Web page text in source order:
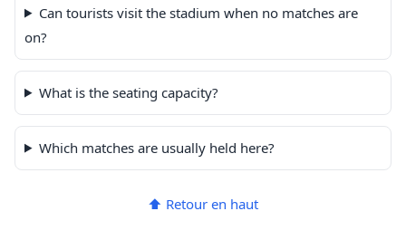
Can tourists visit the stadium when no matches are
on?
What is the seating capacity?
Which matches are usually held here?
⬆ Retour en haut